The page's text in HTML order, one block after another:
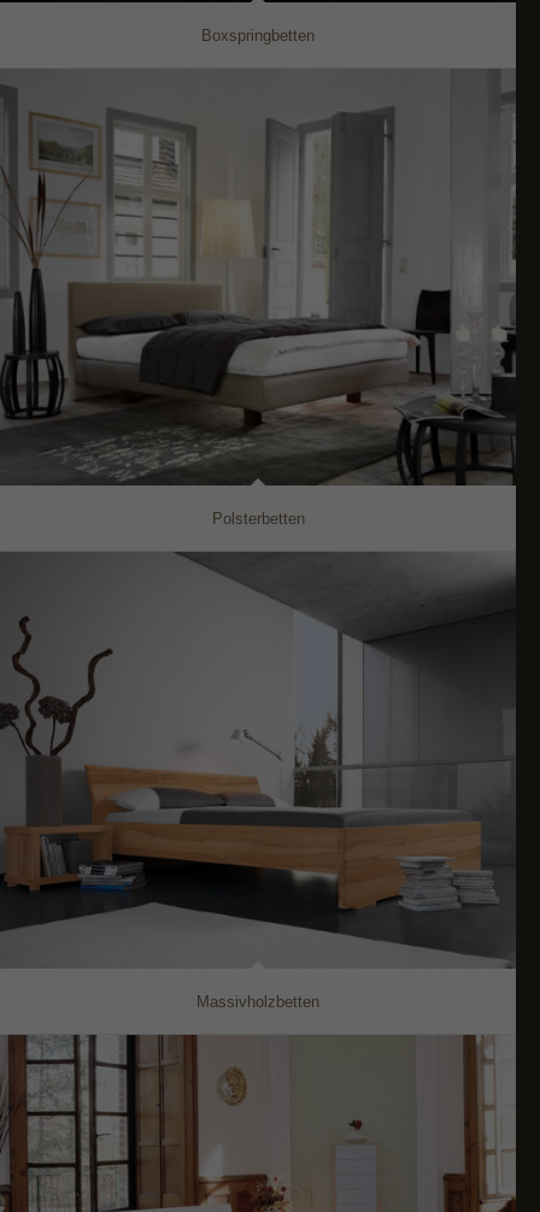
Boxspringbetten
Polsterbetten
Massivholzbetten